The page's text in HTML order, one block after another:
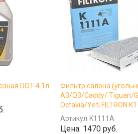
DOT-4 1л
Фильтр салона
A3/Q3/Caddy/ Tiguan/
Octavia/Yeti FILTRON
Артикул K1111A
Цена: 1470 руб.